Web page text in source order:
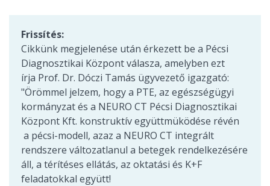
Frissítés:
Cikkünk megjelenése után érkezett be a Pécsi
Diagnosztikai Központ válasza, amelyben ezt
írja Prof. Dr. Dóczi Tamás ügyvezető igazgató:
"Örömmel jelzem, hogy a PTE, az egészségügyi
kormányzat és a NEURO CT Pécsi Diagnosztikai
Központ Kft. konstruktív együttmüködése révén
a pécsi-modell, azaz a NEURO CT integrált
rendszere változatlanul a betegek rendelkezésére
áll, a térítéses ellátás, az oktatási és K+F
feladatokkal együtt!